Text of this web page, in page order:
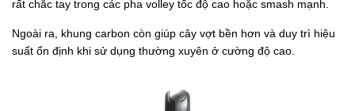
rất chắc tay trong các pha volley tốc độ cao hoặc smash mạnh.
Ngoài ra, khung carbon còn giúp cây vợt bền hơn và duy trì hiệu
suất ổn định khi sử dụng thường xuyên ở cường độ cao.